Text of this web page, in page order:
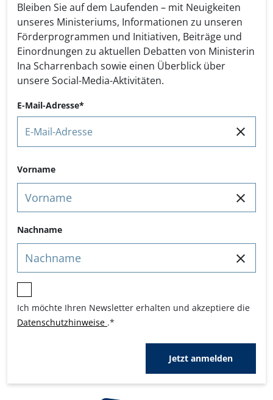
Bleiben Sie auf dem Laufenden – mit Neuigkeiten
unseres Ministeriums, Informationen zu unseren
Förderprogrammen und Initiativen, Beiträge und
Einordnungen zu aktuellen Debatten von Ministerin
Ina Scharrenbach sowie einen Überblick über
unsere Social-Media-Aktivitäten.
E-Mail-Adresse
Name
Vorname
Nachname
Ich möchte Ihren Newsletter erhalten und akzeptiere die
Datenschutzhinweise .